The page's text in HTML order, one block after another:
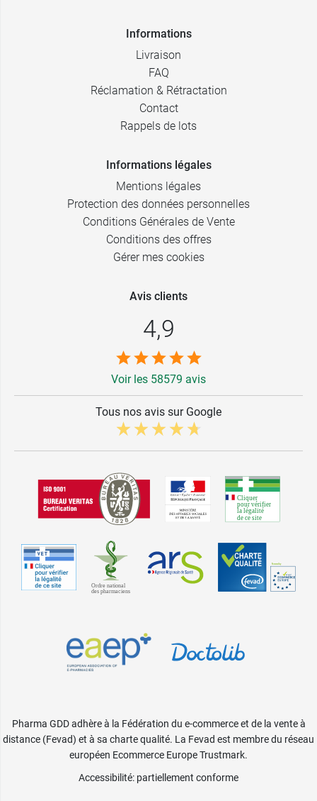
Informations
Livraison
FAQ
Réclamation & Rétractation
Contact
Rappels de lots
Informations légales
Mentions légales
Protection des données personnelles
Conditions Générales de Vente
Conditions des offres
Gérer mes cookies
Avis clients
4,9
Voir les 58579 avis
Tous nos avis sur Google
Pharma GDD adhère à la Fédération du e-commerce et de la vente à
distance (Fevad) et à sa charte qualité. La Fevad est membre du réseau
européen Ecommerce Europe Trustmark.
Accessibilité: partiellement conforme